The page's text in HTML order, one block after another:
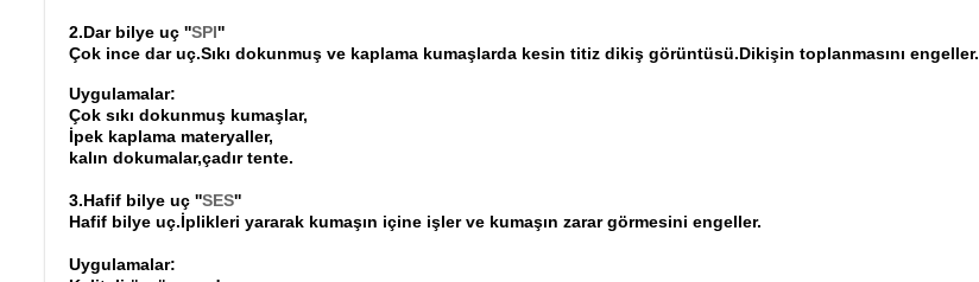
2.Dar bilye uç ''SPI''
Çok ince dar uç.Sıkı dokunmuş ve kaplama kumaşlarda kesin titiz dikiş görüntüsü.Dikişin toplanmasını engeller.
Uygulamalar:
Çok sıkı dokunmuş kumaşlar,
İpek kaplama materyaller,
kalın dokumalar,çadır tente.
3.Hafif bilye uç ''SES''
Hafif bilye uç.İplikleri yararak kumaşın içine işler ve kumaşın zarar görmesini engeller.
Uygulamalar: